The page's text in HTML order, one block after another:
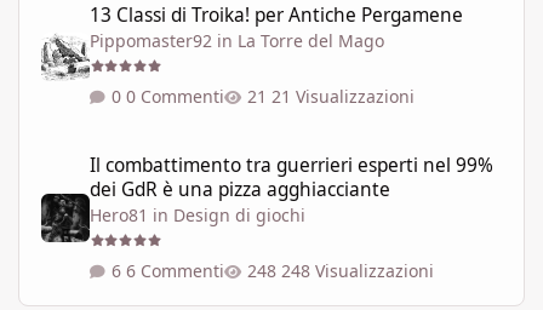
13 Classi di Troika! per Antiche Pergamene
Pippomaster92 in La Torre del Mago
0 Commenti 21 Visualizzazioni
Il combattimento tra guerrieri esperti nel 99%
dei GdR è una pizza agghiacciante
Hero81 in Design di giochi
6 Commenti 248 Visualizzazioni